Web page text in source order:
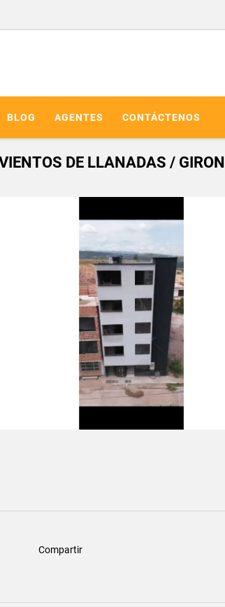
BLOG AGENTES CONTÁCTENOS
DE LLANADAS / GIRON
Compartir